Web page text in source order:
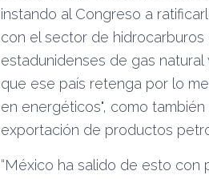
instando al Congreso a
con el sector de hidrocarburos
estadunidenses de gas
que ese país retenga por lo
en energéticos, como
exportación de productos
“México ha salido de esto